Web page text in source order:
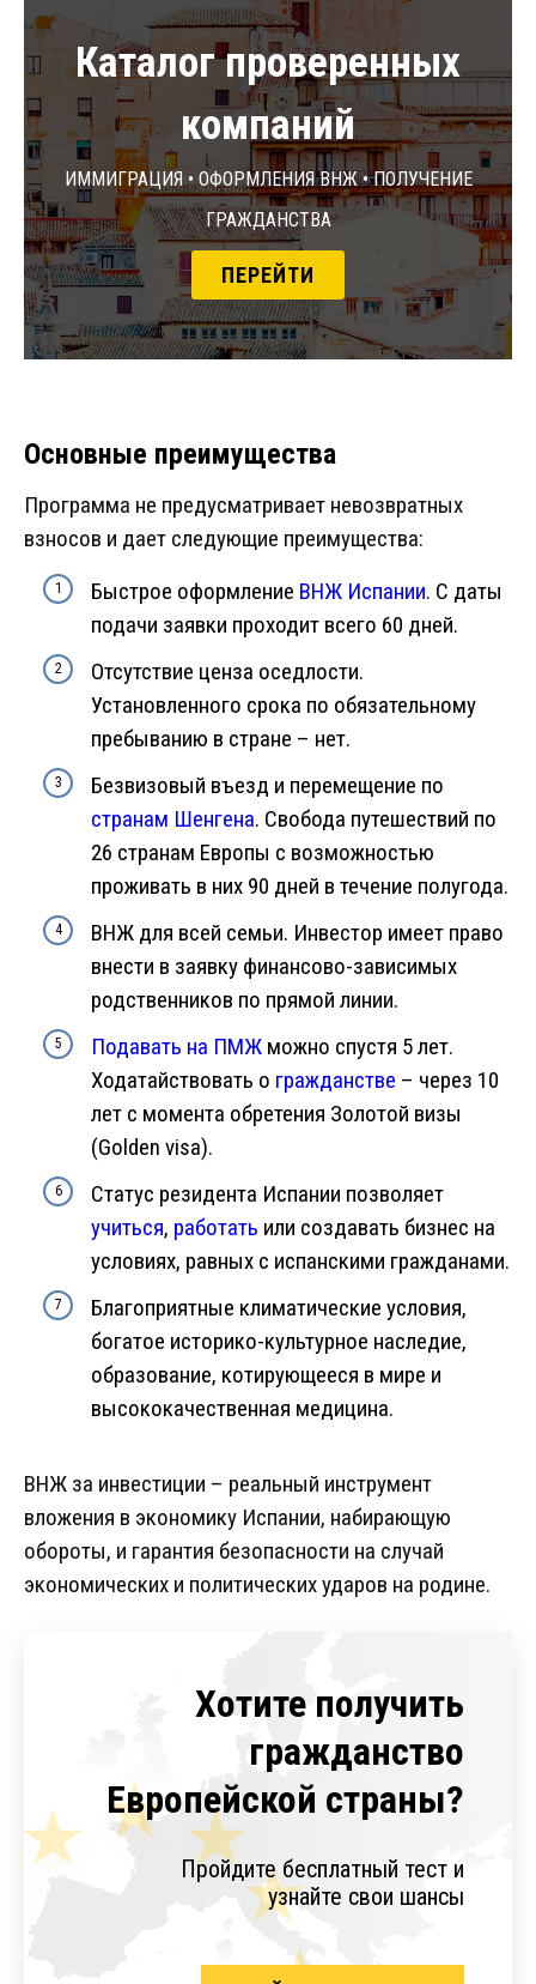
Каталог проверенных
компаний
Иммиграция • Оформления ВНЖ • Получение
гражданства
ПЕРЕЙТИ
Основные преимущества
Программа не предусматривает невозвратных
взносов и дает следующие преимущества:
Быстрое оформление ВНЖ Испании. С даты
подачи заявки проходит всего 60 дней.
Отсутствие ценза оседлости.
Установленного срока по обязательному
пребыванию в стране – нет.
Безвизовый въезд и перемещение по
странам Шенгена. Свобода путешествий по
26 странам Европы с возможностью
проживать в них 90 дней в течение полугода.
ВНЖ для всей семьи. Инвестор имеет право
внести в заявку финансово-зависимых
родственников по прямой линии.
Подавать на ПМЖ можно спустя 5 лет.
Ходатайствовать о гражданстве – через 10
лет с момента обретения Золотой визы
(Golden visa).
Статус резидента Испании позволяет
учиться, работать или создавать бизнес на
условиях, равных с испанскими гражданами.
Благоприятные климатические условия,
богатое историко-культурное наследие,
образование, котирующееся в мире и
высококачественная медицина.
ВНЖ за инвестиции – реальный инструмент
вложения в экономику Испании, набирающую
обороты, и гарантия безопасности на случай
экономических и политических ударов на родине.
Хотите получить
гражданство
Европейской страны?
Пройдите бесплатный тест и
узнайте свои шансы